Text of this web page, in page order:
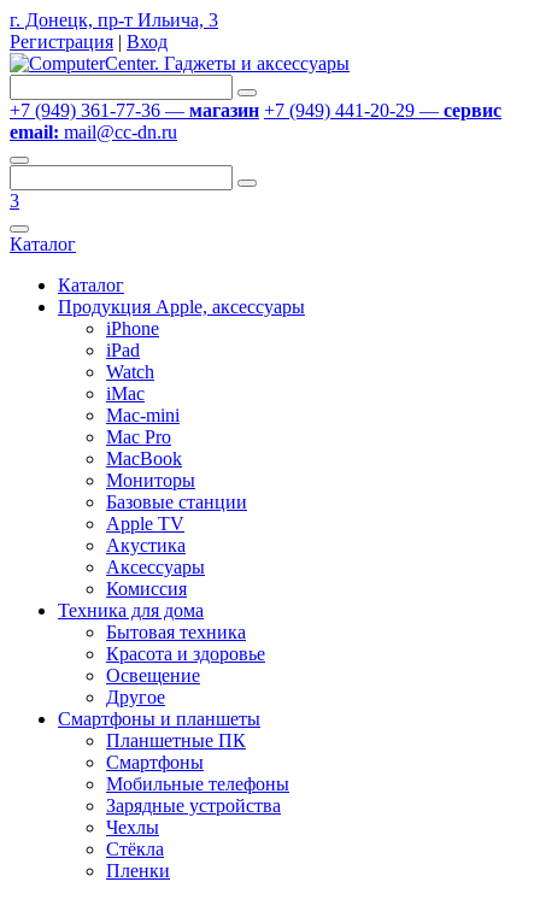
г. Донецк, пр-т Ильича, 3
Регистрация | Вход
+7 (949) 361-77-36 — магазин +7 (949) 441-20-29 — сервис
email: mail@cc-dn.ru
3
Каталог
Каталог
Продукция Apple, аксессуары
iPhone
iPad
Watch
iMac
Mac-mini
Mac Pro
MacBook
Мониторы
Базовые станции
Apple TV
Акустика
Аксессуары
Комиссия
Техника для дома
Бытовая техника
Красота и здоровье
Освещение
Другое
Смартфоны и планшеты
Планшетные ПК
Смартфоны
Мобильные телефоны
Зарядные устройства
Чехлы
Стёкла
Пленки